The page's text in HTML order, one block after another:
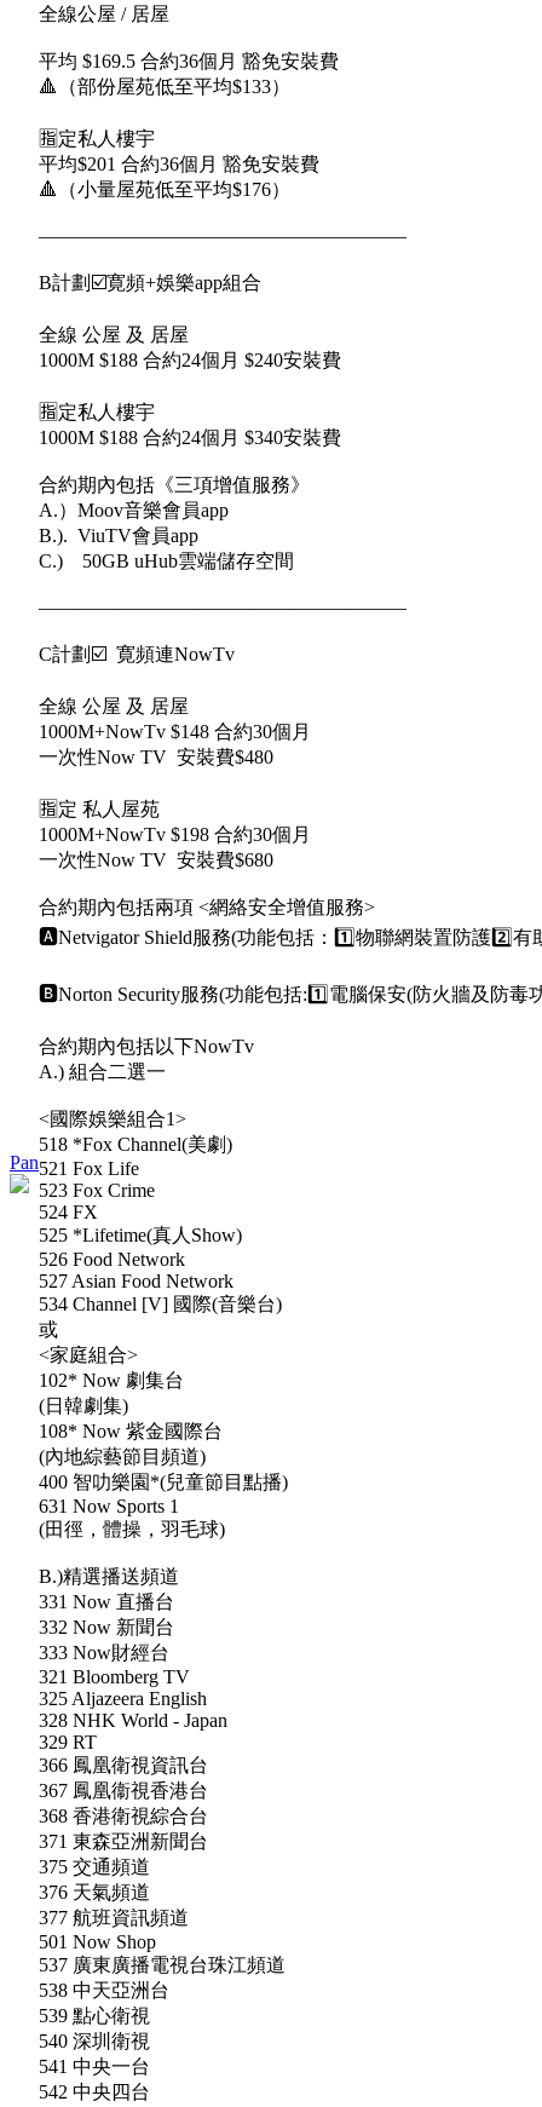
Pan
全線公屋 / 居屋
平均 $169.5 合約36個月 豁免安裝費
🔺（部份屋苑低至平均$133）
🈯️定私人樓宇
平均$201 合約36個月 豁免安裝費
🔺（小量屋苑低至平均$176）
———————————————————
B計劃☑️寛頻+娛樂app組合
全線 公屋 及 居屋
1000M $188 合約24個月 $240安裝費
🈯️定私人樓宇
1000M $188 合約24個月 $340安裝費
合約期內包括《三項增值服務》
A.）Moov音樂會員app
B.). ViuTV會員app
C.) 50GB uHub雲端儲存空間
———————————————————
C計劃☑️ 寛頻連NowTv
全線 公屋 及 居屋
1000M+NowTv $148 合約30個月
一次性Now TV 安裝費$480
🈯️定 私人屋苑
1000M+NowTv $198 合約30個月
一次性Now TV 安裝費$680
合約期內包括兩項 <網絡安全增值服務>
🅰️Netvigator Shield服務(功能包括：1️⃣物聯網裝置防護2️⃣
🅱️Norton Security服務(功能包括:1️⃣電腦保安(防火牆及防
合約期內包括以下NowTv
A.) 組合二選一
<國際娛樂組合1>
518 *Fox Channel(美劇)
521 Fox Life
523 Fox Crime
524 FX
525 *Lifetime(真人Show)
526 Food Network
527 Asian Food Network
534 Channel [V] 國際(音樂台)
或
<家庭組合>
102* Now 劇集台
(日韓劇集)
108* Now 紫金國際台
(內地綜藝節目頻道)
400 智叻樂園*(兒童節目點播)
631 Now Sports 1
(田徑，體操，羽毛球)
B.)精選播送頻道
331 Now 直播台
332 Now 新聞台
333 Now財經台
321 Bloomberg TV
325 Aljazeera English
328 NHK World - Japan
329 RT
366 鳳凰衛視資訊台
367 鳳凰衞視香港台
368 香港衛視綜合台
371 東森亞洲新聞台
375 交通頻道
376 天氣頻道
377 航班資訊頻道
501 Now Shop
537 廣東廣播電視台珠江頻道
538 中天亞洲台
539 點心衛視
540 深圳衛視
541 中央一台
542 中央四台